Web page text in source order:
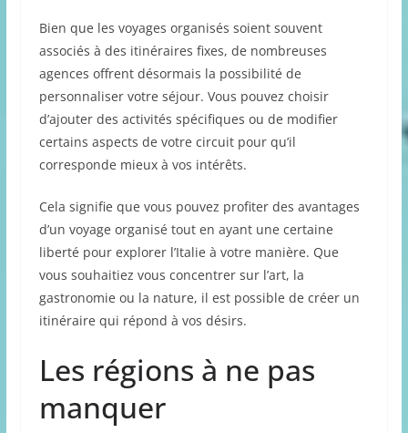
Bien que les voyages organisés soient souvent
associés à des itinéraires fixes, de nombreuses
agences offrent désormais la possibilité de
personnaliser votre séjour. Vous pouvez choisir
d’ajouter des activités spécifiques ou de modifier
certains aspects de votre circuit pour qu’il
corresponde mieux à vos intérêts.
Cela signifie que vous pouvez profiter des avantages
d’un voyage organisé tout en ayant une certaine
liberté pour explorer l’Italie à votre manière. Que
vous souhaitiez vous concentrer sur l’art, la
gastronomie ou la nature, il est possible de créer un
itinéraire qui répond à vos désirs.
Les régions à ne pas
manquer